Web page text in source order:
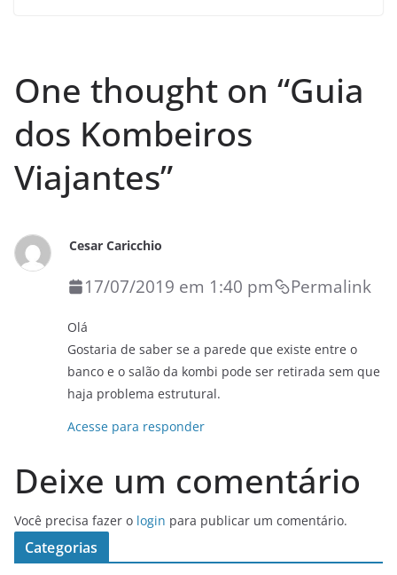
One thought on “Guia
dos Kombeiros
Viajantes”
Cesar Caricchio
17/07/2019 em 1:40 pm Permalink
Olá
Gostaria de saber se a parede que existe entre o
banco e o salão da kombi pode ser retirada sem que
haja problema estrutural.
Acesse para responder
Deixe um comentário
Você precisa fazer o login para publicar um comentário.
Categorias